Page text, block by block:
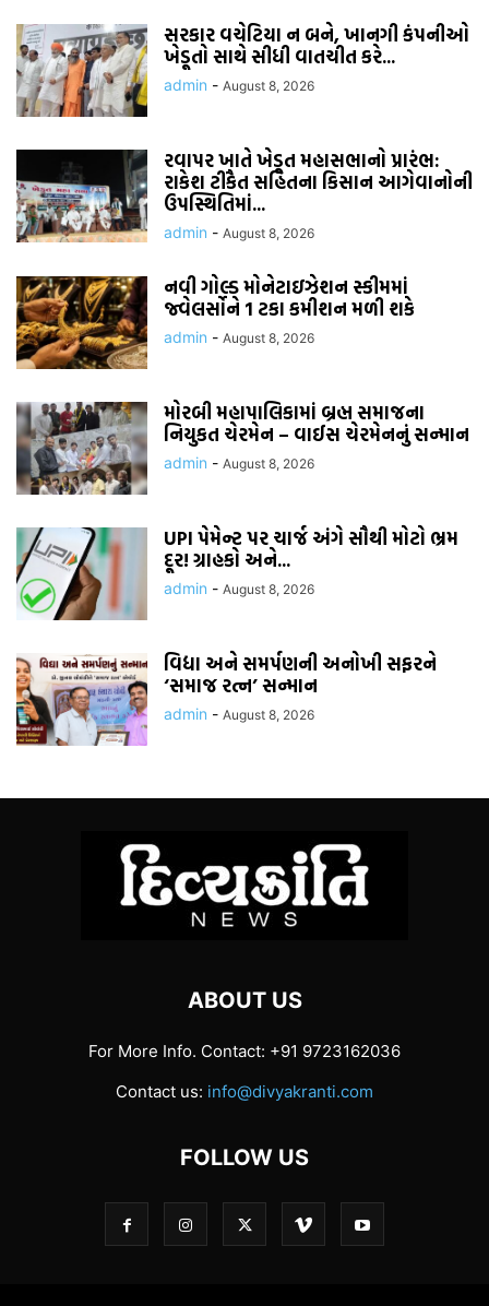
સરકાર વચેટિયા ન બને, ખાનગી કંપનીઓ
ખેડૂતો સાથે સીધી વાતચીત કરે...
admin - August 8, 2026
રવાપર ખાતે ખેડૂત મહાસભાનો પ્રારંભ:
રાકેશ ટીકૈત સહિતના કિસાન આગેવાનોની
ઉપસ્થિતિમાં...
admin - August 8, 2026
નવી ગોલ્ડ મોનેટાઇઝેશન સ્કીમમાં
જ્વેલર્સોને 1 ટકા કમીશન મળી શકે
admin - August 8, 2026
મોરબી મહાપાલિકામાં બ્રહ્મ સમાજના
નિયુકત ચેરમેન – વાઈસ ચેરમેનનું સન્માન
admin - August 8, 2026
UPI પેમેન્ટ પર ચાર્જ અંગે સૌથી મોટો ભ્રમ
દૂર! ગ્રાહકો અને...
admin - August 8, 2026
વિદ્યા અને સમર્પણની અનોખી સફરને
‘સમાજ રત્ન’ સન્માન
admin - August 8, 2026
ABOUT US
For More Info. Contact: +91 9723162036
Contact us: info@divyakranti.com
FOLLOW US